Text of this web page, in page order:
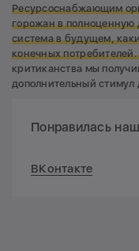
Ресурсоснабжающим
горожан в полноценную
система в будущем,
конечных потребителей.
критиканства мы
дополнительный
Понравилась
ВКонтакте